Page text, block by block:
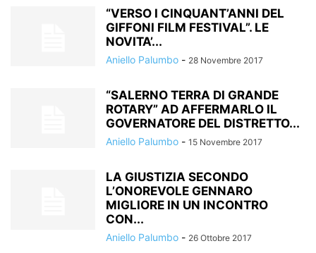
“VERSO I CINQUANT’ANNI DEL
GIFFONI FILM FESTIVAL”. LE
NOVITA’...
Aniello Palumbo - 28 Novembre 2017
“SALERNO TERRA DI GRANDE
ROTARY” AD AFFERMARLO IL
GOVERNATORE DEL DISTRETTO...
Aniello Palumbo - 15 Novembre 2017
LA GIUSTIZIA SECONDO
L’ONOREVOLE GENNARO
MIGLIORE IN UN INCONTRO
CON...
Aniello Palumbo - 26 Ottobre 2017